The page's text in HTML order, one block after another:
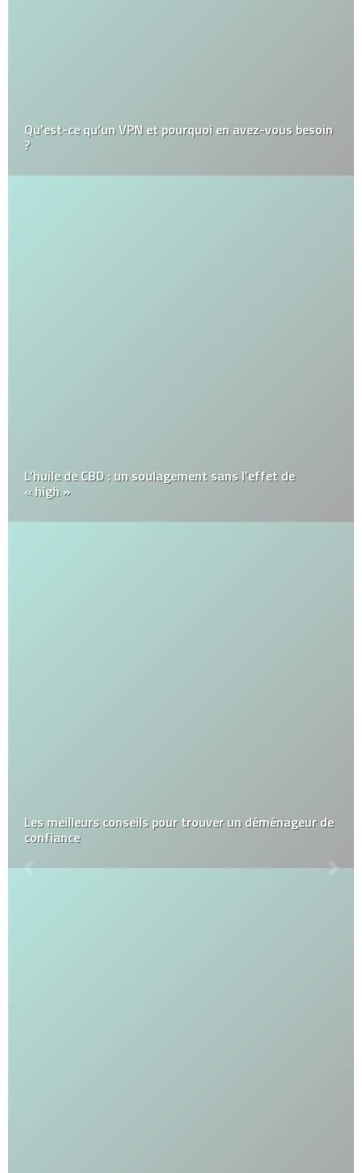
Qu’est-ce qu’un VPN et pourquoi en avez-vous besoin
?
L’huile de CBD : un soulagement sans l’effet de
« high »
Les meilleurs conseils pour trouver un déménageur de
confiance